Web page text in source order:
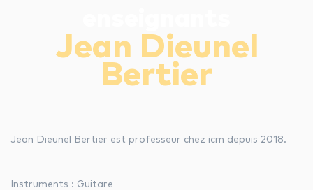
contactez-nous !
Jean Dieunel
Bertier
Jean Dieunel Bertier est professeur chez icm depuis 2018.
Instruments : Guitare